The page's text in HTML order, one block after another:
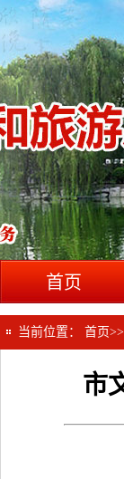
首页
当前位置： 首页>>
市